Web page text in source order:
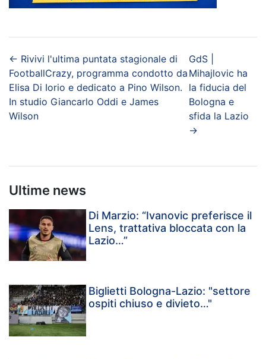
← Rivivi l'ultima puntata stagionale di
FootballCrazy, programma condotto da
Elisa Di Iorio e dedicato a Pino Wilson.
In studio Giancarlo Oddi e James
Wilson
GdS |
Mihajlovic ha
la fiducia del
Bologna e
sfida la Lazio
→
Ultime news
Di Marzio: “Ivanovic preferisce il
Lens, trattativa bloccata con la
Lazio…”
Biglietti Bologna-Lazio: "settore
ospiti chiuso e divieto…"